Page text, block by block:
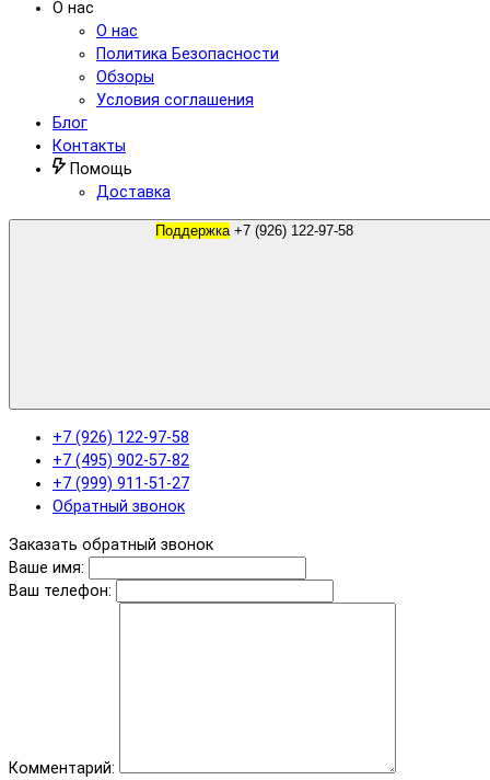
О нас
О нас
Политика Безопасности
Обзоры
Условия соглашения
Блог
Контакты
Помощь
Доставка
Поддержка +7 (926) 122-97-58
+7 (926) 122-97-58
+7 (495) 902-57-82
+7 (999) 911-51-27
Обратный звонок
Заказать обратный звонок
Ваше имя:
Ваш телефон:
Комментарий: